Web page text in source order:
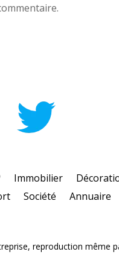
Immobilier
Société Annuaire
reproduction même